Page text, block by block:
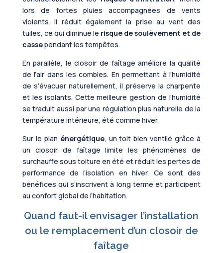
lors de fortes pluies accompagnées de vents
violents. Il réduit également la prise au vent des
tuiles, ce qui diminue le risque de soulèvement et de
cassependant les tempêtes.
En parallèle, le closoir de faîtage améliore la qualité
de l’air dans les combles. En permettant à l’humidité
de s’évacuer naturellement, il préserve la charpente
et les isolants. Cette meilleure gestion de l’humidité
se traduit aussi par une régulation plus naturelle de la
température intérieure, été comme hiver.
Sur le plan énergétique, un toit bien ventilé grâce à
un closoir de faîtage limite les phénomènes de
surchauffe sous toiture en été et réduit les pertes de
performance de l’isolation en hiver. Ce sont des
bénéfices qui s’inscrivent à long terme et participent
au confort global de l’habitation.
Quand faut-il envisager l’installation
ou le remplacement d’un closoir de
faîtage